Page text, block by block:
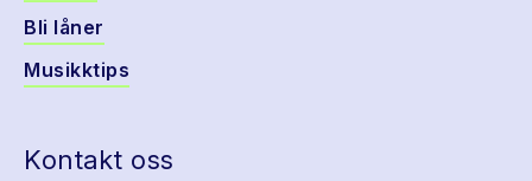
Bli låner
Musikktips
Kontakt oss